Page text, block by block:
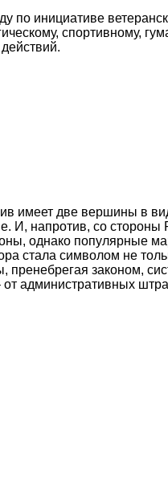
по инициативе
спортивному,
имеет две вершины в
напротив, со стороны
однако популярные
стала символом не
законом,
административных